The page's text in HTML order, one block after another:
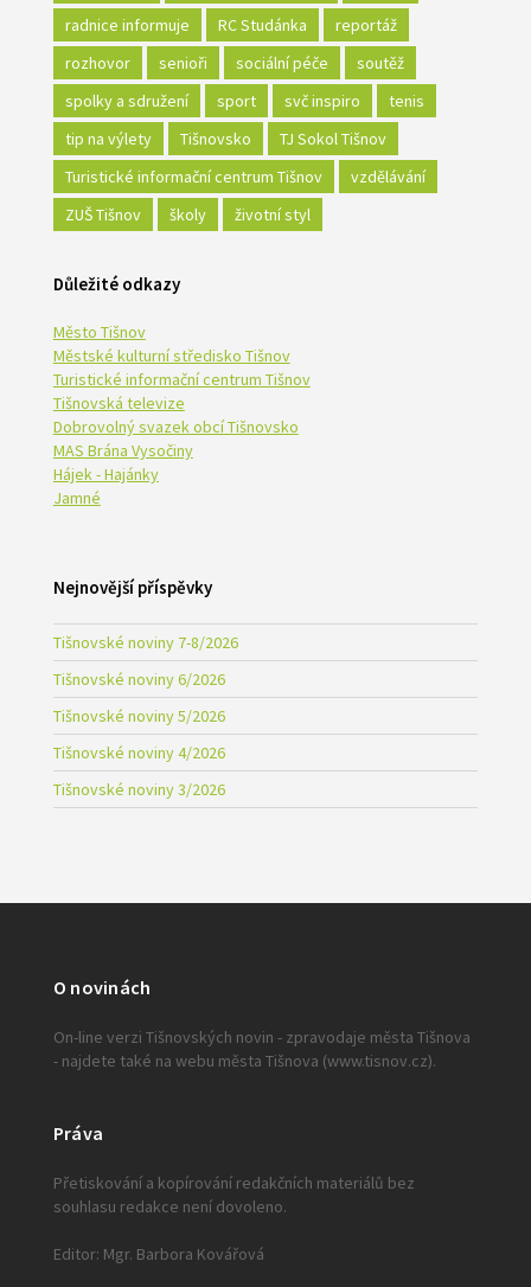
radnice informuje
RC Studánka
reportáž
rozhovor
senioři sociální péče
soutěž
spolky a sdružení
sport svč inspiro
tenis
tip na výlety
Tišnovsko
TJ Sokol Tišnov
Turistické informační centrum Tišnov
vzdělávání
ZUŠ Tišnov
školy životní styl
Důležité odkazy
Město Tišnov
Městské kulturní středisko Tišnov
Turistické informační centrum Tišnov
Tišnovská televize
Dobrovolný svazek obcí Tišnovsko
MAS Brána Vysočiny
Hájek - Hajánky
Jamné
Nejnovější příspěvky
Tišnovské noviny 7-8/2026
Tišnovské noviny 6/2026
Tišnovské noviny 5/2026
Tišnovské noviny 4/2026
Tišnovské noviny 3/2026
O novinách
On-line verzi Tišnovských novin - zpravodaje města Tišnova
- najdete také na webu města Tišnova (www.tisnov.cz).
Práva
Přetiskování a kopírování redakčních materiálů bez
souhlasu redakce není dovoleno.
Editor: Mgr. Barbora Kovářová